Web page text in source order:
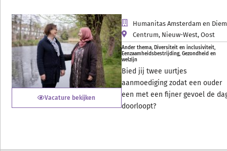
Vacature bekijken
Humanitas Amsterdam en
Centrum, Nieuw-West,Oost
Ander thema, Diversiteit en inclusiviteit,
Eenzaamheidsbestrijding, Gezondheid en
welzijn
Bied jij twee uurtjes
aanmoediging zodat een ouder
een met een fijner gevoel de
doorloopt?